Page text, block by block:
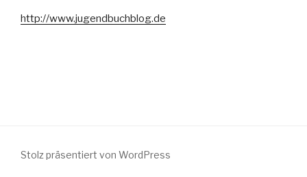
http://www.jugendbuchblog.de
Stolz präsentiert von WordPress